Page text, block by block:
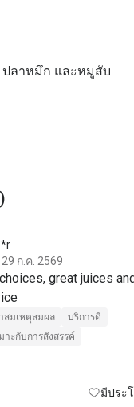
ลาหมึก และหมูสับ
29 ก.ค. 2569
great juices
สมเหตุสมผล
บริการดี
าะกับการสังสรรค์
มีประ